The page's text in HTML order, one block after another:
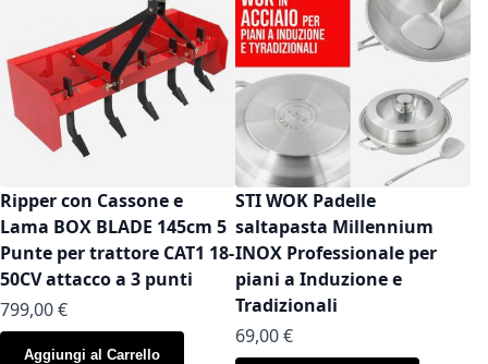
Ripper con Cassone e
Lama BOX BLADE 145cm 5
Punte per trattore CAT1 18-
50CV attacco a 3 punti
799,00 €
Aggiungi al Carrello
STI WOK Padelle
saltapasta Millennium
INOX Professionale per
piani a Induzione e
Tradizionali
As low as
69,00 €